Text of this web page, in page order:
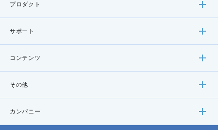
プロダクト
サポート
コンテンツ
その他
カンパニー